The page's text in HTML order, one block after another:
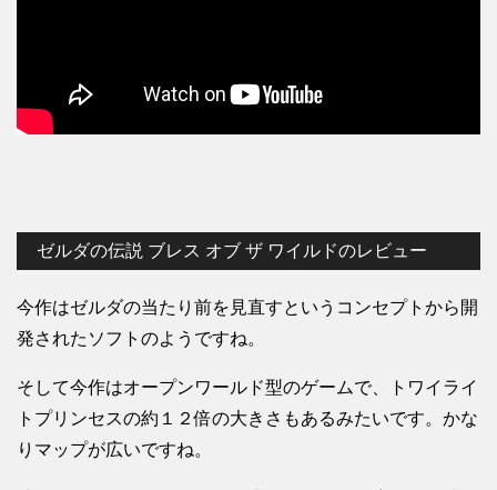
ゼルダの伝説 ブレス オブ ザ ワイルドのレビュー
今作はゼルダの当たり前を見直すというコンセプトから開
発されたソフトのようですね。
そして今作はオープンワールド型のゲームで、トワイライ
トプリンセスの約１２倍の大きさもあるみたいです。かな
りマップが広いですね。